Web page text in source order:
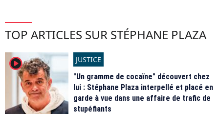
TOP ARTICLES SUR STÉPHANE PLAZA
player2
JUSTICE
"Un gramme de cocaïne" découvert chez
lui : Stéphane Plaza interpellé et placé en
garde à vue dans une affaire de trafic de
stupéfiants